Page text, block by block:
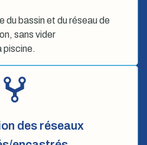
du bassin et du réseau de
sans vider
piscine.
des réseaux